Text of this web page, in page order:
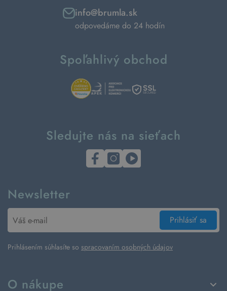
O nákupe
info@brumla.sk
odpovedáme do 24 hodín
Spoľahlivý obchod
Sledujte nás na sieťach
Newsletter
Prihlásiť sa
Prihlásením súhlasíte so spracovaním osobných údajov